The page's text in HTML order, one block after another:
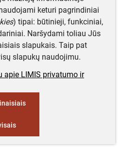
keturi pagrindiniai
) tipai: būtinieji, funkciniai,
Naršydami toliau Jūs
slapukais. Taip pat
slapukų naudojimu.
apie LIMIS privatumo ir